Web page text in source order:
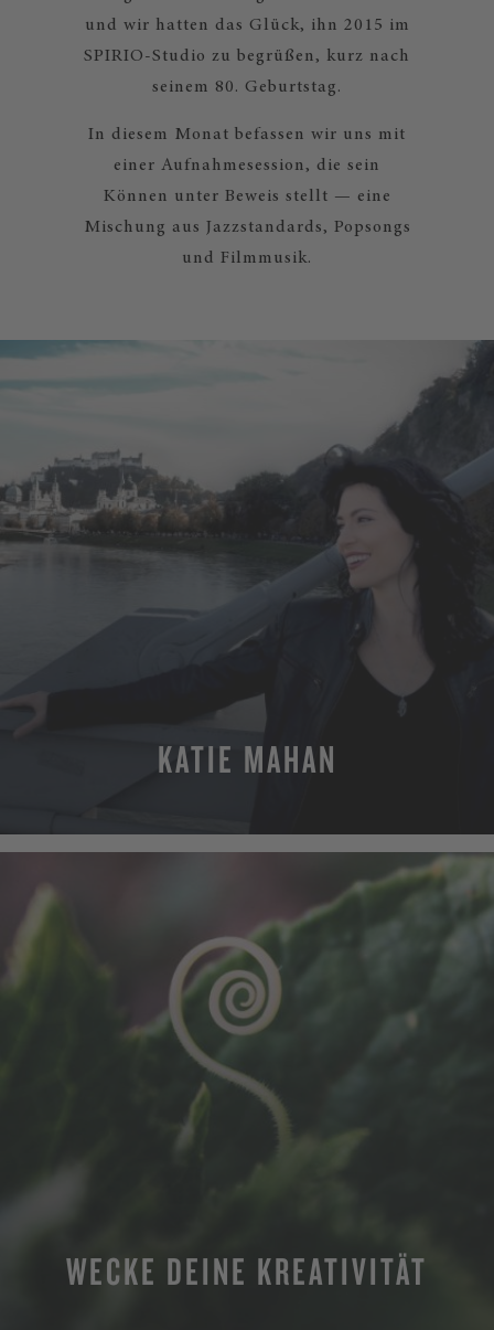
und wir hatten das Glück, ihn 2015 im
SPIRIO-Studio zu begrüßen, kurz nach
seinem 80. Geburtstag.
In diesem Monat befassen wir uns mit
einer Aufnahmesession, die sein
Können unter Beweis stellt — eine
Mischung aus Jazzstandards, Popsongs
und Filmmusik.
KATIE MAHAN
WECKE DEINE KREATIVITÄT